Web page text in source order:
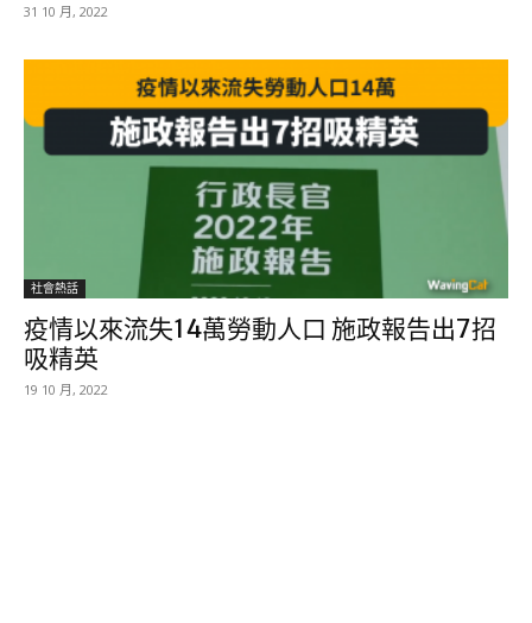
31 10 月, 2022
社會熱話
疫情以來流失14萬勞動人口 施政報告出7招
吸精英
19 10 月, 2022